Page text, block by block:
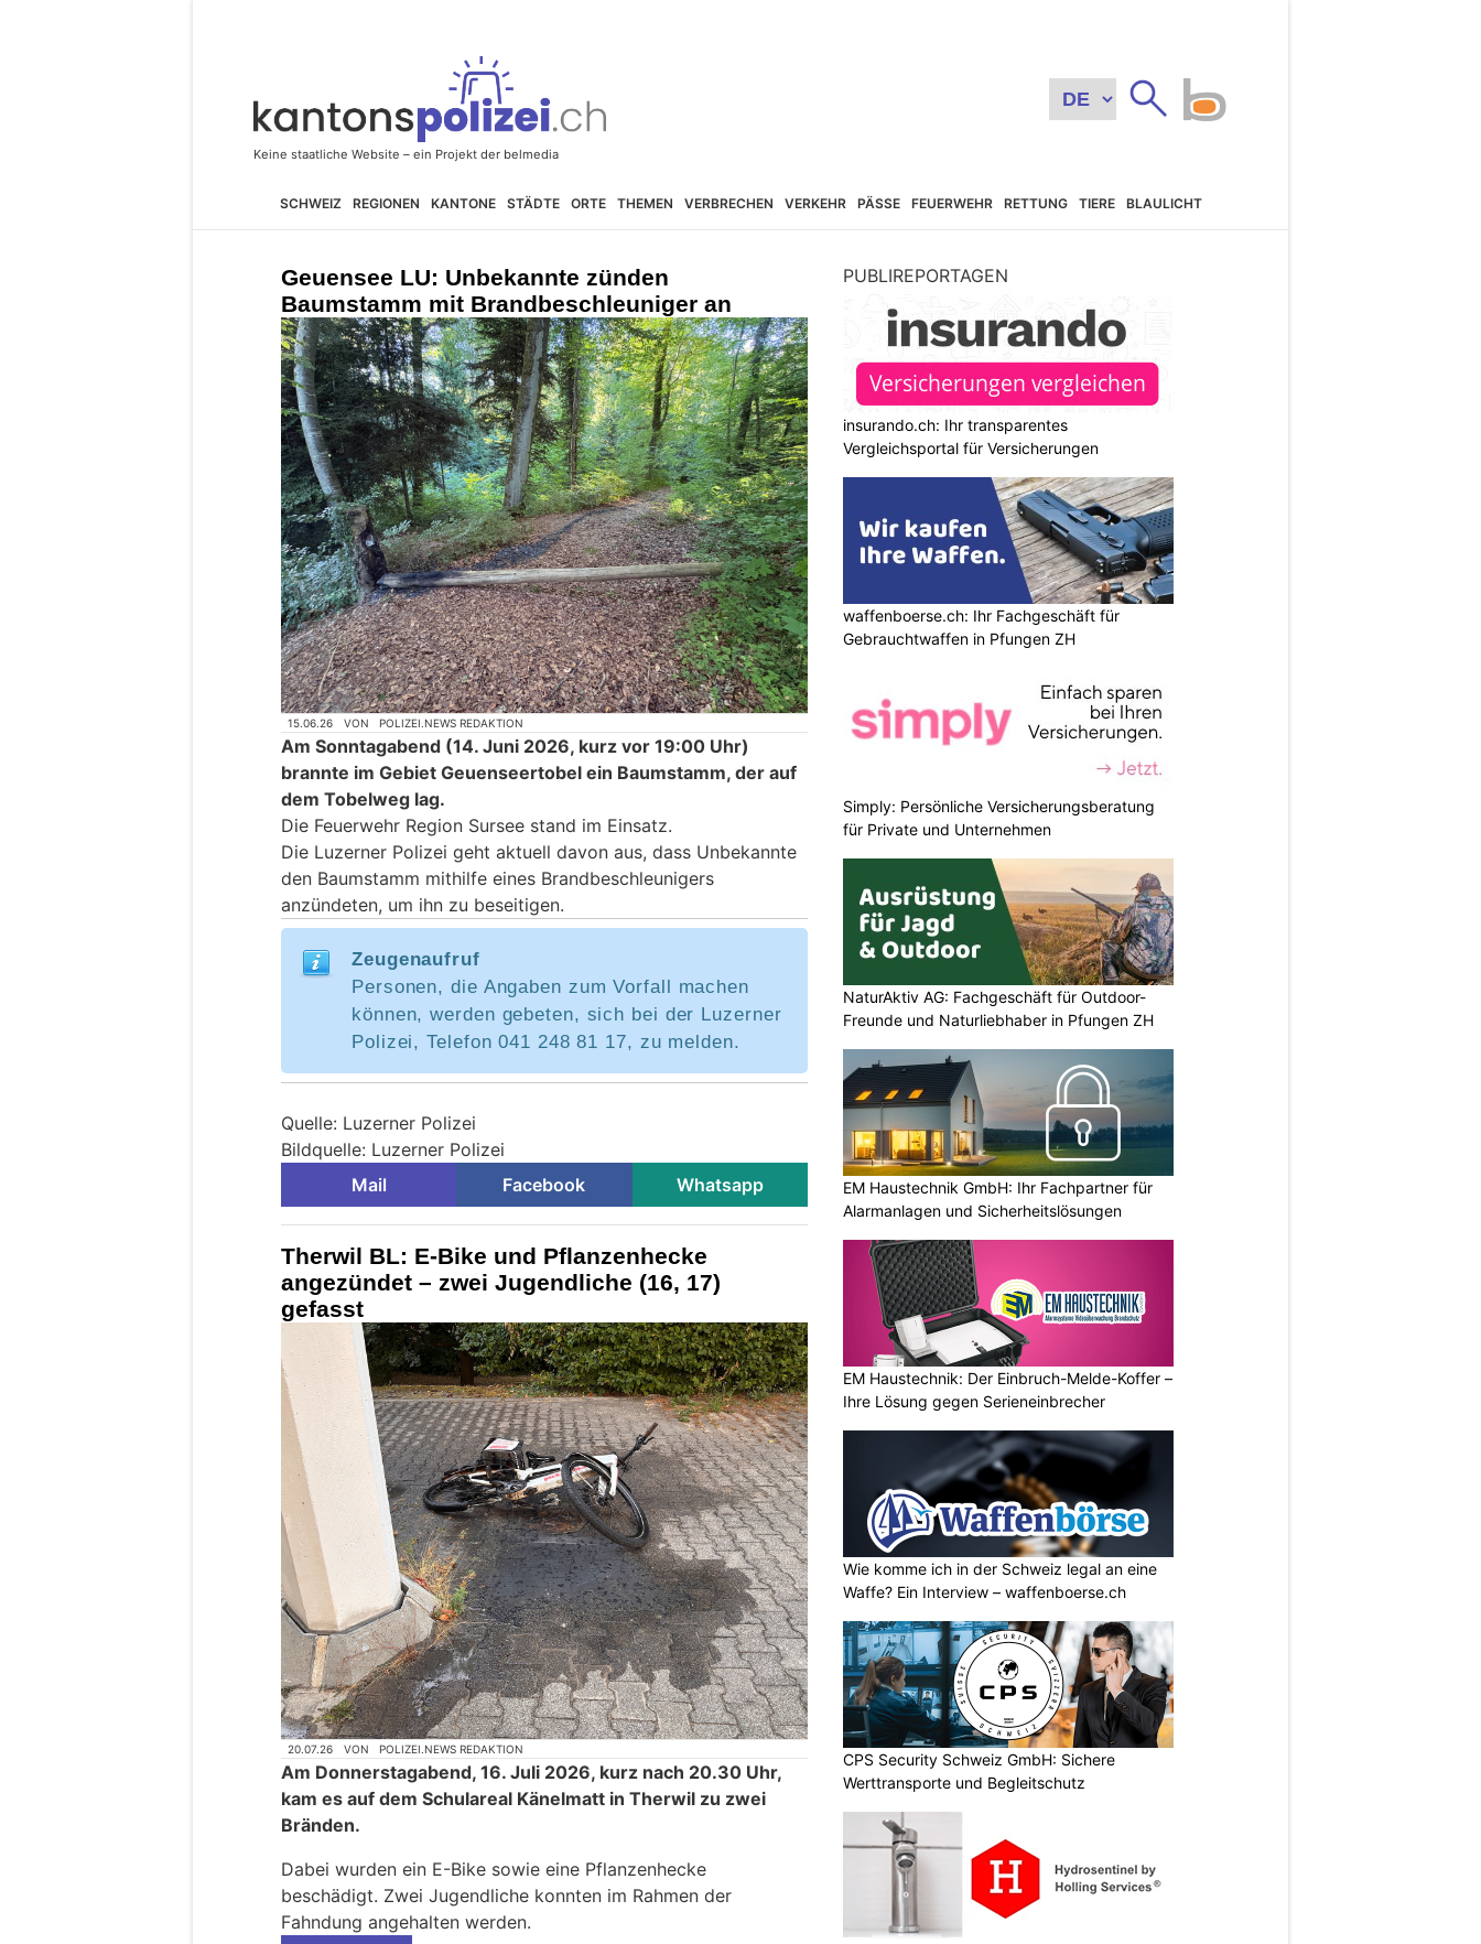
SCHWEIZ REGIONEN KANTONE STÄDTE ORTE THEMEN VERBRECHEN VERKEHR PÄSSE FEUERWEHR RETTUNG TIERE BLAULICHT
Geuensee LU: Unbekannte zünden
Baumstamm mit Brandbeschleuniger an
15.06.26 VON POLIZEI.NEWS REDAKTION
Am Sonntagabend (14. Juni 2026, kurz vor 19:00 Uhr)
brannte im Gebiet Geuenseertobel ein Baumstamm, der auf
dem Tobelweg lag.
Die Feuerwehr Region Sursee stand im Einsatz.
Die Luzerner Polizei geht aktuell davon aus, dass Unbekannte
den Baumstamm mithilfe eines Brandbeschleunigers
anzündeten, um ihn zu beseitigen.
Zeugenaufruf
Personen, die Angaben zum Vorfall machen
können, werden gebeten, sich bei der Luzerner
Polizei, Telefon 041 248 81 17, zu melden.
Quelle: Luzerner Polizei
Bildquelle: Luzerner Polizei
Mail
Facebook Whatsapp
Therwil BL: E-Bike und Pflanzenhecke
angezündet – zwei Jugendliche (16, 17)
gefasst
20.07.26 VON POLIZEI.NEWS REDAKTION
Am Donnerstagabend, 16. Juli 2026, kurz nach 20.30 Uhr,
kam es auf dem Schulareal Känelmatt in Therwil zu zwei
Bränden.
Dabei wurden ein E-Bike sowie eine Pflanzenhecke
beschädigt. Zwei Jugendliche konnten im Rahmen der
Fahndung angehalten werden.
PUBLIREPORTAGEN
insurando.ch: Ihr transparentes
Vergleichsportal für Versicherungen
waffenboerse.ch: Ihr Fachgeschäft für
Gebrauchtwaffen in Pfungen ZH
Simply: Persönliche Versicherungsberatung
für Private und Unternehmen
NaturAktiv AG: Fachgeschäft für Outdoor-
Freunde und Naturliebhaber in Pfungen ZH
EM Haustechnik GmbH: Ihr Fachpartner für
Alarmanlagen und Sicherheitslösungen
EM Haustechnik: Der Einbruch-Melde-Koffer –
Ihre Lösung gegen Serieneinbrecher
Wie komme ich in der Schweiz legal an eine
Waffe? Ein Interview – waffenboerse.ch
CPS Security Schweiz GmbH: Sichere
Werttransporte und Begleitschutz